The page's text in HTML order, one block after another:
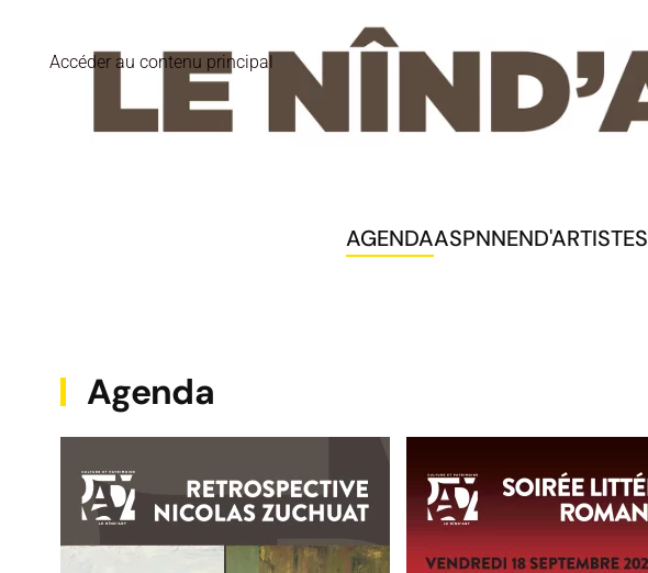
Accéder au contenu principal
AGENDAASPNNEND'ARTISTES
Agenda